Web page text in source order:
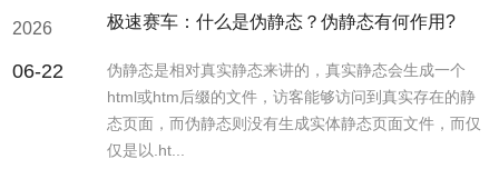
2026
06-22
极速赛车：什么是伪静态？伪静态有何作用?
伪静态是相对真实静态来讲的，真实静态会生成一个
html或htm后缀的文件，访客能够访问到真实存在的静
态页面，而伪静态则没有生成实体静态页面文件，而仅
仅是以.ht...